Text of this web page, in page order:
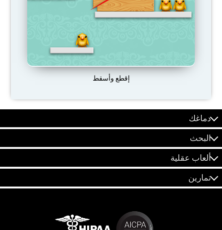
إقطع وأسقط
دماغك
البحث
ألعاب عقلية
تمارين